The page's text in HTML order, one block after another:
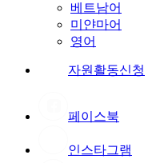
베트남어
미얀마어
영어
자원활동신청
페이스북
인스타그램